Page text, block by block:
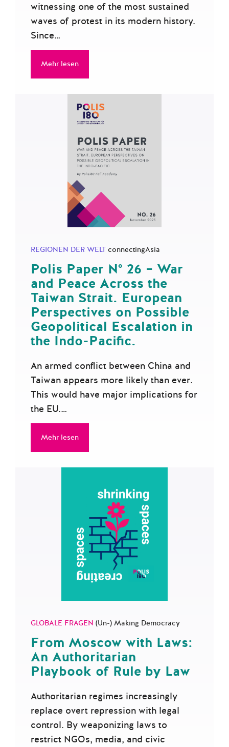
witnessing one of the most sustained
waves of protest in its modern history.
Since…
Mehr lesen
REGIONEN DER WELT connectingAsia
Polis Paper N° 26 – War
and Peace Across the
Taiwan Strait. European
Perspectives on Possible
Geopolitical Escalation in
the Indo-Pacific.
An armed conflict between China and
Taiwan appears more likely than ever.
This would have major implications for
the EU.…
Mehr lesen
GLOBALE FRAGEN (Un-) Making Democracy
From Moscow with Laws:
An Authoritarian
Playbook of Rule by Law
Authoritarian regimes increasingly
replace overt repression with legal
control. By weaponizing laws to
restrict NGOs, media, and civic